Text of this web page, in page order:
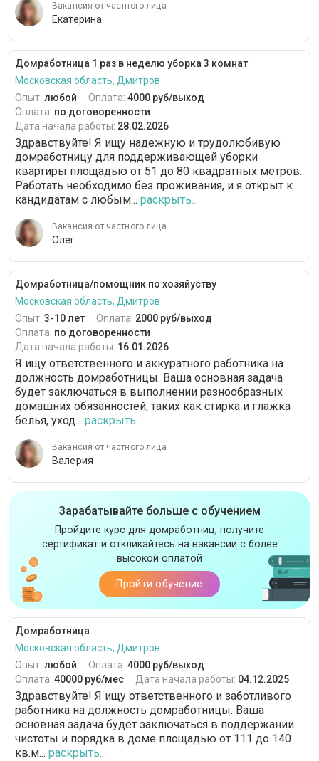
Вакансия от частного лица
Екатерина
Домработница 1 раз в неделю уборка 3 комнат
Московская область, Дмитров
Опыт: любой Оплата: 4000 руб/выход
Оплата: по договоренности
Дата начала работы: 28.02.2026
Здравствуйте! Я ищу надежную и трудолюбивую
домработницу для поддерживающей уборки
квартиры площадью от 51 до 80 квадратных метров.
Работать необходимо без проживания, и я открыт к
кандидатам с любым... раскрыть...
Вакансия от частного лица
Олег
Домработница/помощник по хозяйуству
Московская область, Дмитров
Опыт: 3-10 лет Оплата: 2000 руб/выход
Оплата: по договоренности
Дата начала работы: 16.01.2026
Я ищу ответственного и аккуратного работника на
должность домработницы. Ваша основная задача
будет заключаться в выполнении разнообразных
домашних обязанностей, таких как стирка и глажка
белья, уход... раскрыть...
Вакансия от частного лица
Валерия
Зарабатывайте больше с обучением
Пройдите курс для домработниц, получите
сертификат и откликайтесь на вакансии с более
высокой оплатой
Пройти обучение
Домработница
Московская область, Дмитров
Опыт: любой Оплата: 4000 руб/выход
Оплата: 40000 руб/мес Дата начала работы: 04.12.2025
Здравствуйте! Я ищу ответственного и заботливого
работника на должность домработницы. Ваша
основная задача будет заключаться в поддержании
чистоты и порядка в доме площадью от 111 до 140
кв.м... раскрыть...